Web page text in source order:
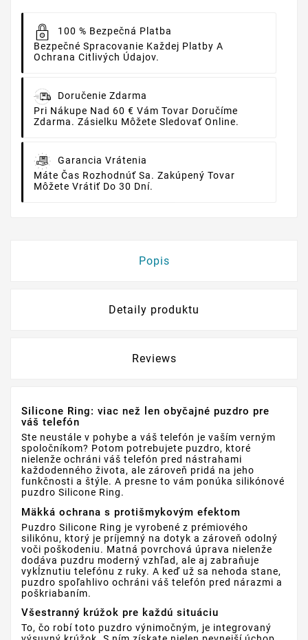
100 % Bezpečná Platba
Bezpečné Spracovanie Každej Platby A
Ochrana Citlivých Údajov.
Doručenie Zdarma
Pri Nákupe Nad 60 € Vám Tovar Doručíme
Zdarma. Zásielku Môžete Sledovať Online.
Garancia Vrátenia
Máte Čas Rozhodnúť Sa. Zakúpený Tovar
Môžete Vrátiť Do 30 Dní.
Popis
Detaily produktu
Reviews
Silicone Ring: viac než len obyčajné puzdro pre
váš telefón
Ste neustále v pohybe a váš telefón je vaším verným
spoločníkom? Potom potrebujete puzdro, ktoré
nielenže ochráni váš telefón pred nástrahami
každodenného života, ale zároveň pridá na jeho
funkčnosti a štýle. A presne to vám ponúka silikónové
puzdro Silicone Ring.
Mäkká ochrana s protišmykovým efektom
Puzdro Silicone Ring je vyrobené z prémiového
silikónu, ktorý je príjemný na dotyk a zároveň odolný
voči poškodeniu. Matná povrchová úprava nielenže
dodáva puzdru moderný vzhľad, ale aj zabraňuje
vykĺznutiu telefónu z ruky. A keď už sa nehoda stane,
puzdro spoľahlivo ochráni váš telefón pred nárazmi a
poškriabaním.
Všestranný krúžok pre každú situáciu
To, čo robí toto puzdro výnimočným, je integrovaný